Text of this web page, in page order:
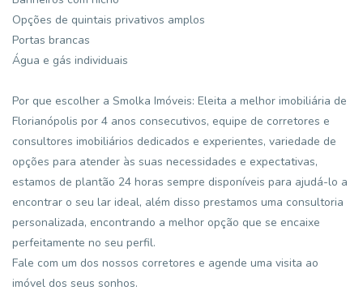
Opções de quintais privativos amplos
Portas brancas
Água e gás individuais
Por que escolher a Smolka Imóveis: Eleita a melhor imobiliária de
Florianópolis por 4 anos consecutivos, equipe de corretores e
consultores imobiliários dedicados e experientes, variedade de
opções para atender às suas necessidades e expectativas,
estamos de plantão 24 horas sempre disponíveis para ajudá-lo a
encontrar o seu lar ideal, além disso prestamos uma consultoria
personalizada, encontrando a melhor opção que se encaixe
perfeitamente no seu perfil.
Fale com um dos nossos corretores e agende uma visita ao
imóvel dos seus sonhos.